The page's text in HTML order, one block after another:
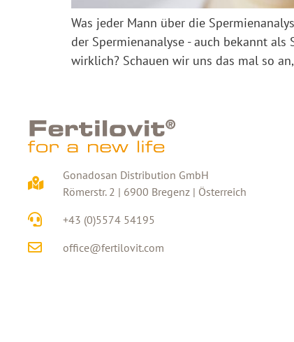
Was jeder Mann über die
der Spermienanalyse - auch bekannt
wirklich? Schauen wir uns das mal so
Gonadosan Distribution GmbH
Römerstr. 2 | 6900 Bregenz | Österreich
+43 (0)5574 54195
office@fertilovit.com